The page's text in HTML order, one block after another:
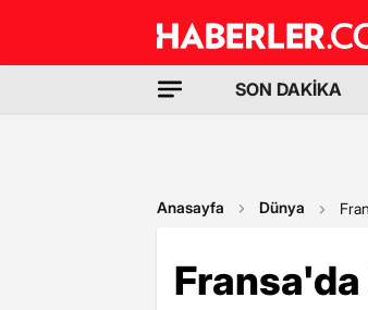
SON DAKİKA
Anasayfa Dünya